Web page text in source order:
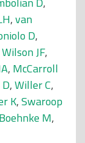
,van
D,
Wilson JF,
, McCarroll
,Willer C,
K,Swaroop
Boehnke M,